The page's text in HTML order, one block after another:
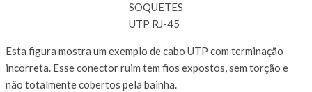
SOQUETES
UTP RJ-45
Esta figura mostra um exemplo de cabo UTP com terminação
incorreta. Esse conector ruim tem fios expostos, sem torção e
não totalmente cobertos pela bainha.